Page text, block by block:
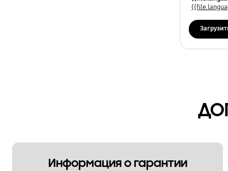
Информация о гарантии